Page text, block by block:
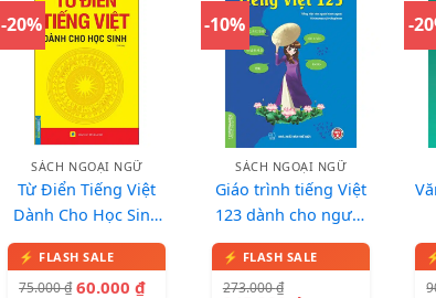
-20%
SÁCH NGOẠI NGỮ
Từ Điển Tiếng Việt
Dành Cho Học Sinh
– Khổ To (Tái Bản)
75.000₫ 60.000₫
-10%
SÁCH NGOẠI NGỮ
Giáo trình tiếng Việt
123 dành cho người
nước ngoài, trình độ
A
273.000₫
-